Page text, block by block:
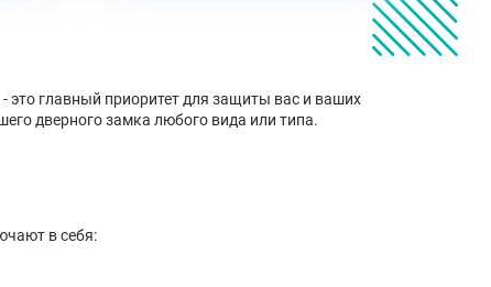
это главный приоритет для защиты вас и ваших
дверного замка любого вида или типа.
в себя: